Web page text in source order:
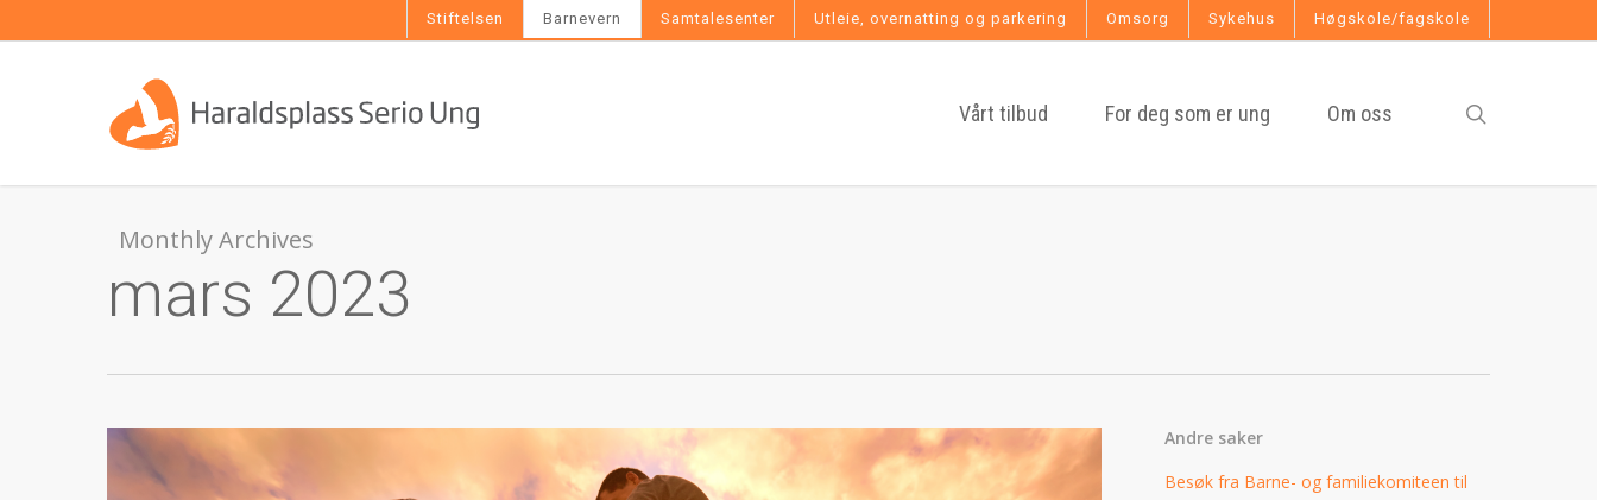
to
Stiftelsen Barnevern Samtalesenter Utleie, overnatting og parkering Omsorg Sykehus Høgskole/fagskole
Vårt tilbud For deg som er ung Om oss
Monthly Archives
mars 2023
Andre saker
Besøk fra Barne- og familiekomiteen til